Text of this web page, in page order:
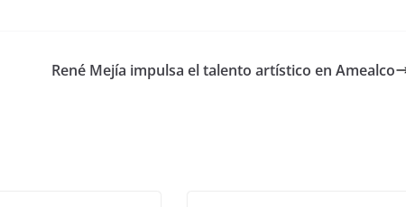
René Mejía impulsa el talento artístico en Amealco